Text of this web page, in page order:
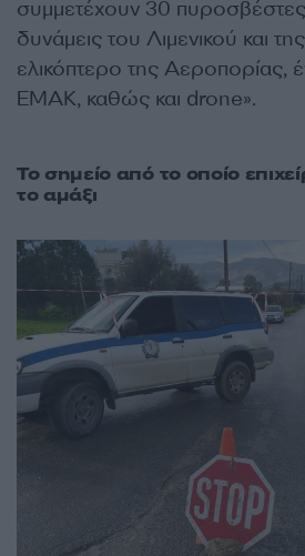
συμμετέχουν 30
δυνάμεις του Λιμενικού και
ελικόπτερο της Αεροπορίας,
ΕΜΑΚ, καθώς και drone».
Το σημείο από το οποίο
το αμάξι